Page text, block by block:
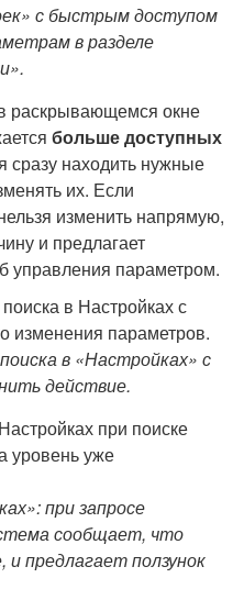
с быстрым доступом
в разделе
раскрывающемся окне
больше доступных
сразу находить нужные
их. Если
изменить напрямую,
и предлагает
управления параметром.
в «Настройках» с
действие.
при запросе
сообщает, что
и предлагает ползунок